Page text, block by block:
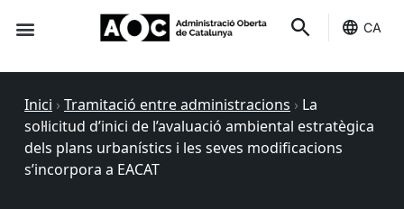
CA
Inici › Tramitació entre administracions › La
sol·licitud d’inici de l’avaluació ambiental estratègica
dels plans urbanístics i les seves modificacions
s’incorpora a EACAT